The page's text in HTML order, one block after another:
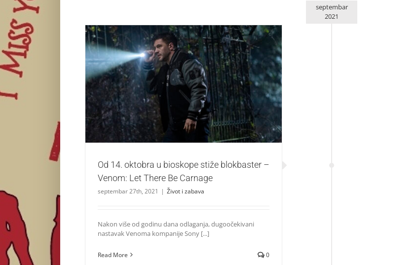
septembar
2021
Od 14. oktobra u bioskope stiže blokbaster – Venom: Let
There Be Carnage
Život i zabava
Od 14. oktobra u bioskope stiže blokbaster –
Venom: Let There Be Carnage
septembar 27th, 2021 | Život i zabava
Nakon više od godinu dana odlaganja, dugoočekivani
nastavak Venoma kompanije Sony [...]
Read More 0